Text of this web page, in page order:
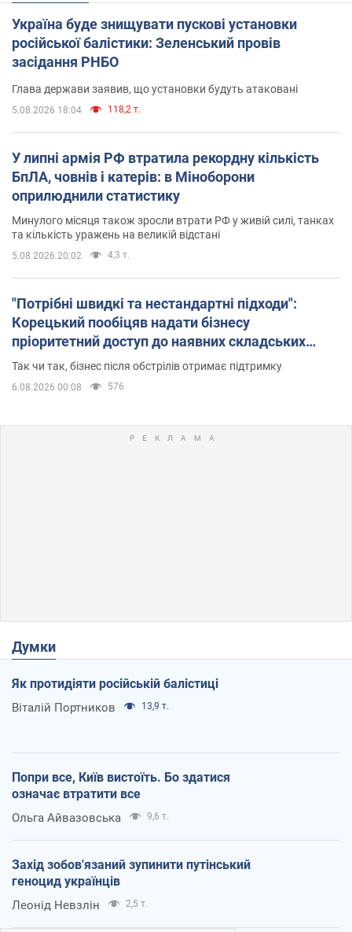
Україна буде знищувати пускові установки
російської балістики: Зеленський провів
засідання РНБО
Глава держави заявив, що установки будуть атаковані
5.08.2026 18:04 118,2 т.
У липні армія РФ втратила рекордну кількість
БпЛА, човнів і катерів: в Міноборони
оприлюднили статистику
Минулого місяця також зросли втрати РФ у живій силі, танках
та кількість уражень на великій відстані
5.08.2026 20:02 4,3 т.
"Потрібні швидкі та нестандартні підходи":
Корецький пообіцяв надати бізнесу
пріоритетний доступ до наявних складських
приміщень
Так чи так, бізнес після обстрілів отримає підтримку
6.08.2026 00:08 576
Думки
Як протидіяти російській балістиці
Віталій Портников 13,9 т.
Попри все, Київ вистоїть. Бо здатися
означає втратити все
Ольга Айвазовська 9,6 т.
Захід зобов'язаний зупинити путінський
геноцид українців
Леонід Невзлін 2,5 т.